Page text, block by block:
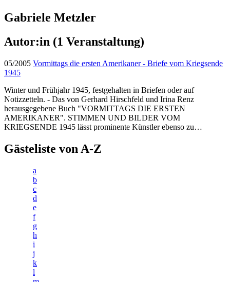
Gabriele Metzler
Autor:in (1 Veranstaltung)
05/2005 Vormittags die ersten Amerikaner - Briefe vom Kriegsende
1945
Winter und Frühjahr 1945, festgehalten in Briefen oder auf
Notizzetteln. - Das von Gerhard Hirschfeld und Irina Renz
herausgegebene Buch "VORMITTAGS DIE ERSTEN
AMERIKANER". STIMMEN UND BILDER VOM
KRIEGSENDE 1945 lässt prominente Künstler ebenso zu…
Gästeliste von A-Z
a
b
c
d
e
f
g
h
i
j
k
l